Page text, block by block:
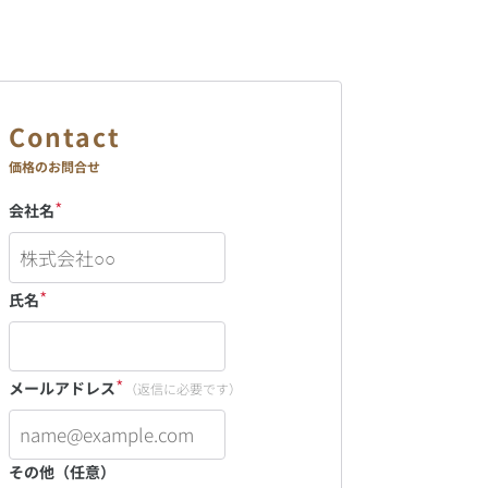
価格のお問合せ
会社名*
氏名*
メールアドレス* （返信に必要です）
その他（任意）